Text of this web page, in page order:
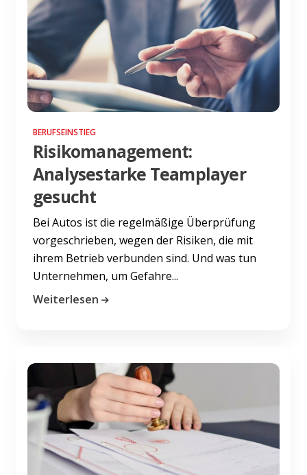
BERUFSEINSTIEG
Risikomanagement:
Analysestarke Teamplayer
gesucht
Bei Autos ist die regelmäßige Überprüfung
vorgeschrieben, wegen der Risiken, die mit
ihrem Betrieb verbunden sind. Und was tun
Unternehmen, um Gefahre...
Weiterlesen